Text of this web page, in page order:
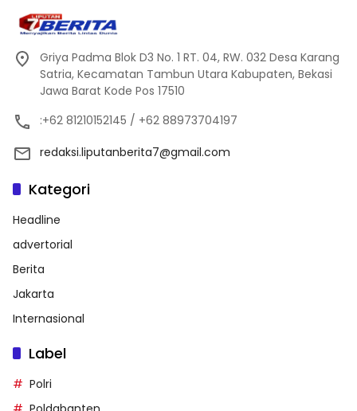
Griya Padma Blok D3 No. 1 RT. 04, RW. 032 Desa Karang
Satria, Kecamatan Tambun Utara Kabupaten, Bekasi
Jawa Barat Kode Pos 17510
:+62 81210152145 / +62 88973704197
redaksi.liputanberita7@gmail.com
Kategori
Headline
advertorial
Berita
Jakarta
Internasional
Label
Polri